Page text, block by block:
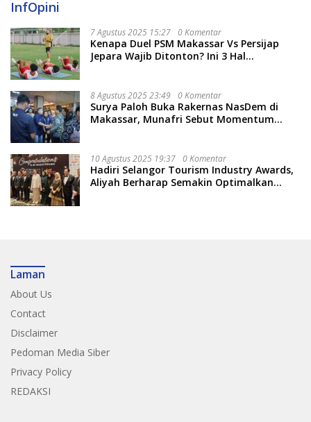
InfOpini
7 Agustus 2025 15:27 0 Komentar
Kenapa Duel PSM Makassar Vs Persijap
Jepara Wajib Ditonton? Ini 3 Hal
8 Agustus 2025 23:49 0 Komentar
Surya Paloh Buka Rakernas NasDem di
Makassar, Munafri Sebut Momentum
10 Agustus 2025 19:37 0 Komentar
Hadiri Selangor Tourism Industry Awards,
Aliyah Berharap Semakin Optimalkan
Laman
About Us
Contact
Disclaimer
Pedoman Media Siber
Privacy Policy
REDAKSI